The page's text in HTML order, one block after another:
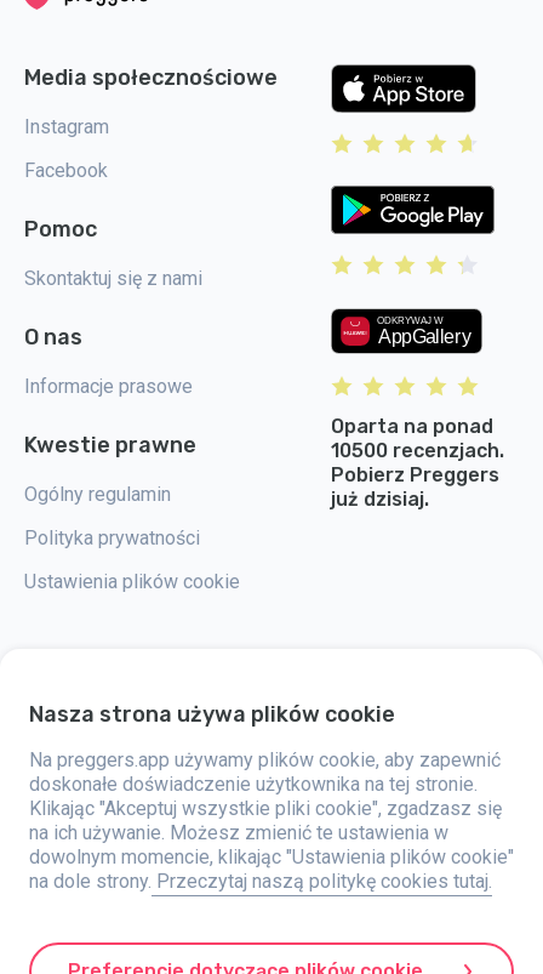
Media społecznościowe
Instagram
Facebook
Pomoc
Skontaktuj się z nami
O nas
Informacje prasowe
Kwestie prawne
Ogólny regulamin
Polityka prywatności
Ustawienia plików cookie
Oparta na ponad
10500 recenzjach.
Pobierz Preggers
już dzisiaj.
Preggers to aplikacja stworzona przez szwedzką firmę Stroller AB w 2017
upieczonym rodzicom na całym świecie. Dzięki wszechstronnemu
zespołowi i współpracy z ekspertami, firma opracowała przyjazne dla
użytkownika aplikacje, które zostały już wykorzystane przez ponad dwa
miliony osób. Preggers oferuje unikalne doświadczenie 3D, które
zapewnia aktualizacje, porady i narzędzia dostosowane do każdego
etapu ciąży. Aplikacja wspiera także nowych rodziców, oferując
praktyczne porady dotyczące opieki nad noworodkami. Preggers ceni
różnorodność i integrację, wspierając różne rodzaje rodzin. Aplikacja
została pobrana miliony razy w 203 krajach, zdobywając wysokie oceny i
rozszerzanie swojej oferty, aby sprostać zmieniającym się potrzebom
rodziców.
Nasza strona używa plików cookie
Na preggers.app używamy plików cookie, aby zapewnić
doskonałe doświadczenie użytkownika na tej stronie.
Klikając "Akceptuj wszystkie pliki cookie", zgadzasz się
na ich używanie. Możesz zmienić te ustawienia w
dowolnym momencie, klikając "Ustawienia plików cookie"
na dole strony. Przeczytaj naszą politykę cookies tutaj.